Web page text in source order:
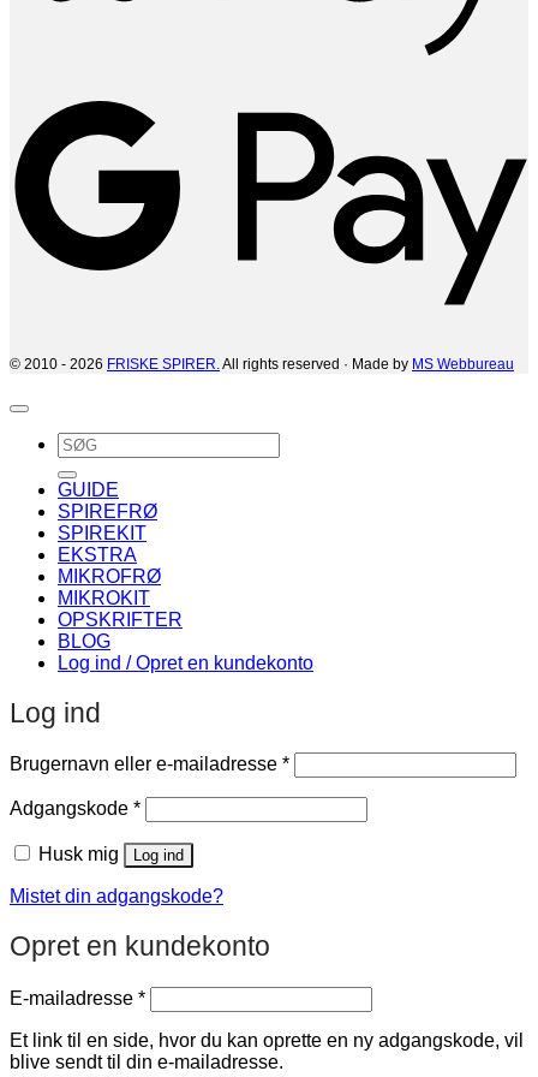
© 2010 - 2026 FRISKE SPIRER. All rights reserved · Made by MS Webbureau
Søg
efter:
GUIDE
SPIREFRØ
SPIREKIT
EKSTRA
MIKROFRØ
MIKROKIT
OPSKRIFTER
BLOG
Log ind / Opret en kundekonto
Log ind
Brugernavn eller e-mailadresse *Påkrævet
Adgangskode *Påkrævet
Husk mig Log ind
Mistet din adgangskode?
Opret en kundekonto
E-mailadresse *Påkrævet
Et link til en side, hvor du kan oprette en ny adgangskode, vil
blive sendt til din e-mailadresse.